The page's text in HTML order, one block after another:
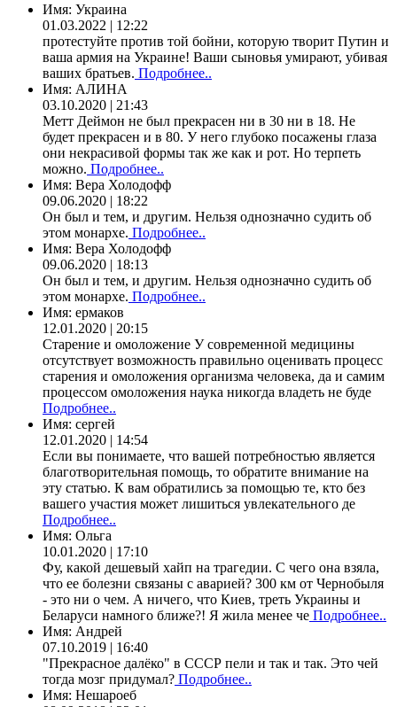
Имя: Украина
01.03.2022 | 12:22
протестуйте против той бойни, которую творит Путин и
ваша армия на Украине! Ваши сыновья умирают, убивая
ваших братьев. Подробнее..
Имя: АЛИНА
03.10.2020 | 21:43
Метт Деймон не был прекрасен ни в 30 ни в 18. Не
будет прекрасен и в 80. У него глубоко посажены глаза
они некрасивой формы так же как и рот. Но терпеть
можно. Подробнее..
Имя: Вера Холодофф
09.06.2020 | 18:22
Он был и тем, и другим. Нельзя однозначно судить об
этом монархе. Подробнее..
Имя: Вера Холодофф
09.06.2020 | 18:13
Он был и тем, и другим. Нельзя однозначно судить об
этом монархе. Подробнее..
Имя: ермаков
12.01.2020 | 20:15
Старение и омоложение У современной медицины
отсутствует возможность правильно оценивать процесс
старения и омоложения организма человека, да и самим
процессом омоложения наука никогда владеть не буде
Подробнее..
Имя: сергей
12.01.2020 | 14:54
Если вы понимаете, что вашей потребностью является
благотворительная помощь, то обратите внимание на
эту статью. К вам обратились за помощью те, кто без
вашего участия может лишиться увлекательного де
Подробнее..
Имя: Ольга
10.01.2020 | 17:10
Фу, какой дешевый хайп на трагедии. С чего она взяла,
что ее болезни связаны с аварией? 300 км от Чернобыля
- это ни о чем. А ничего, что Киев, треть Украины и
Беларуси намного ближе?! Я жила менее че Подробнее..
Имя: Андрей
07.10.2019 | 16:40
"Прекрасное далёко" в СССР пели и так и так. Это чей
тогда мозг придумал? Подробнее..
Имя: Нешароеб